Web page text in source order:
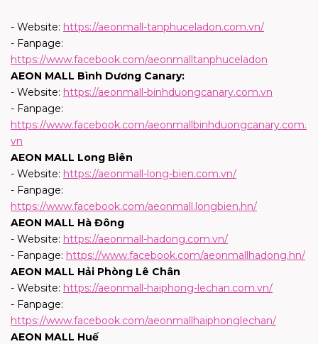
- Website: https://aeonmall-tanphuceladon.com.vn/
- Fanpage:
https://www.facebook.com/aeonmalltanphuceladon
AEON MALL Bình Dương Canary:
- Website: https://aeonmall-binhduongcanary.com.vn
- Fanpage:
https://www.facebook.com/aeonmallbinhduongcanary.com.
vn
AEON MALL Long Biên
- Website: https://aeonmall-long-bien.com.vn/
- Fanpage:
https://www.facebook.com/aeonmall.longbien.hn/
AEON MALL Hà Đông
- Website: https://aeonmall-hadong.com.vn/
- Fanpage: https://www.facebook.com/aeonmallhadong.hn/
AEON MALL Hải Phòng Lê Chân
- Website: https://aeonmall-haiphong-lechan.com.vn/
- Fanpage:
https://www.facebook.com/aeonmallhaiphonglechan/
AEON MALL Huế